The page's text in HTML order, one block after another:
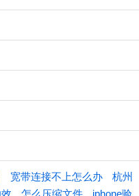
宽带连接不上怎么办
杭州
怎么压缩文件 iphone验